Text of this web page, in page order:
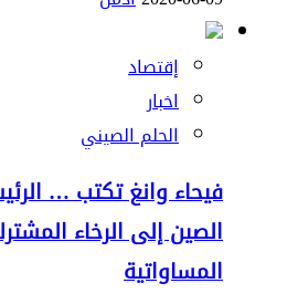
إقتصاد
اخبار
الحلم الصيني
فيحاء وانغ تكتب …
الصين إلى الرخاء
المساواتية